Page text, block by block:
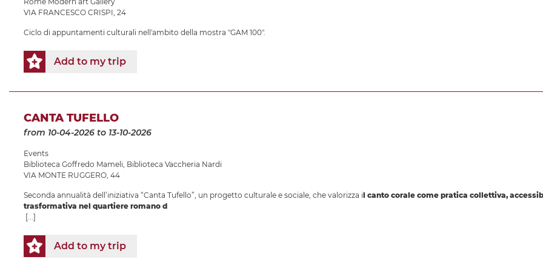
VIA FRANCESCO CRISPI, 24
Ciclo di appuntamenti culturali nell'ambito della mostra "GAM 100".
Add to my trip
CANTA TUFELLO
from 10-04-2026 to 13-10-2026
Events
Biblioteca Goffredo Mameli Biblioteca Vaccheria Nardi
VIA MONTE RUGGERO, 44
Seconda annualità dell’iniziativa “Canta Tufello”, un progetto culturale e sociale, che valorizza il canto corale come pratica collettiva,
trasformativa nel quartiere romano d
[...]
Add to my trip